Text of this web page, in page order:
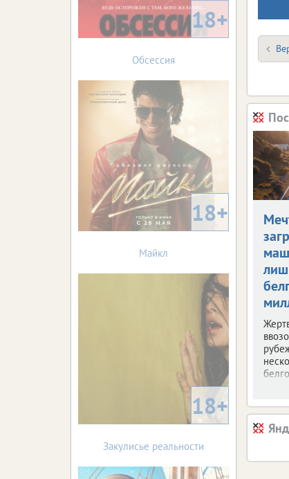
18+
Обсессия
18+
Майкл
18+
Закулисье реальности